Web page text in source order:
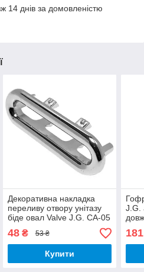
14 днів за домовленістю
Декоративна накладка
переливу отвору унітазу
біде овал Valve J.G. СА-05
пластик хром
48₴ 53 ₴
Купити
J.G.
мм
181